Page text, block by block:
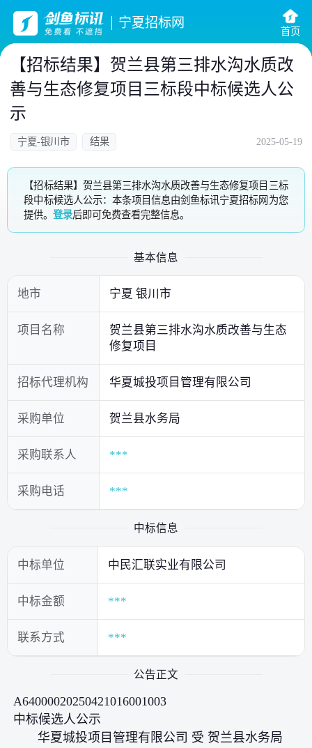
宁夏招标网
首页
【招标结果】贺兰县第三排水沟水质改
善与生态修复项目三标段中标候选人公
示
宁夏-银川市 结果 2025-05-19
【招标结果】贺兰县第三排水沟水质改善与生态修复项目三标
段中标候选人公示：本条项目信息由剑鱼标讯宁夏招标网为您
提供。登录后即可免费查看完整信息。
基本信息
地市 宁夏 银川市
项目名称
贺兰县第三排水沟水质改善与生态
修复项目
招标代理机构 华夏城投项目管理有限公司
采购单位 贺兰县水务局
采购联系人 ***
采购电话 ***
中标信息
中标单位 中民汇联实业有限公司
中标金额 ***
联系方式 ***
公告正文
A64000020250421016001003
中标候选人公示
华夏城投项目管理有限公司 受 贺兰县水务局